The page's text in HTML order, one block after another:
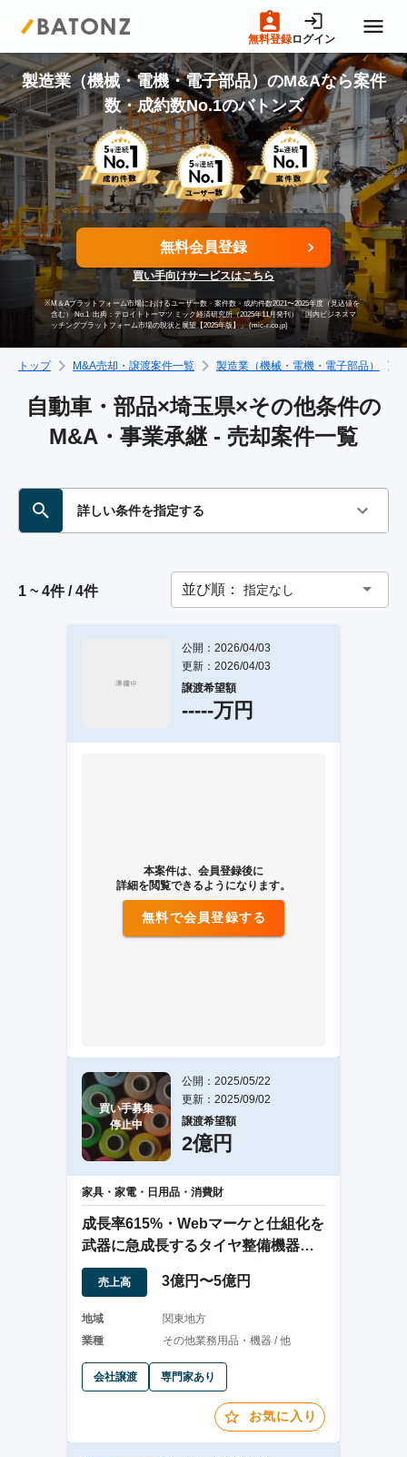
無料登録ログイン
トップページ
M&A案件一覧
売りたい方へ
買いたい方へ
成約事例
M&A専門家の方へ
製造業（機械・電機・電子部品）のM&Aなら案件
数・成約数No.1のバトンズ
無料会員登録
買い手向けサービスはこちら
※M＆Aプラットフォーム市場におけるユーザー数・案件数・成約件数2021〜2025年度（見込値を
含む） No.1出典：デロイトトーマツ ミック経済研究所（2025年11月発刊）「国内ビジネスマ
ッチングプラットフォーム市場の現状と展望【2025年版】」 (mic-r.co.jp)
トップ M&A売却・譲渡案件一覧 製造業（機械・電機・電子部品）
自動車・部品×埼玉県×その他条件の
M&A・事業承継 - 売却案件一覧
詳しい条件を指定する
1 ~ 4件 / 4件 並び順： 指定なし
公開：2026/04/03
更新：2026/04/03
譲渡希望額
-----万円
本案件は、会員登録後に
詳細を閲覧できるようになります。
無料で会員登録する
買い手募集
停止中
公開：2025/05/22
更新：2025/09/02
譲渡希望額
2億円
家具・家電・日用品・消費財
成長率615%・Webマーケと仕組化を
武器に急成長するタイヤ整備機器輸
入販売業者
売上高 3億円〜5億円
地域
関東地方
業種
その他業務用品・機器 / 他
会社譲渡 専門家あり
お気に入り